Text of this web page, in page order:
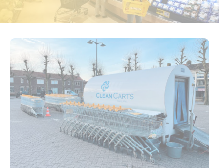
Acties
Werken bij Jumbo Huibers
Vacatures en Solliciteren
Werken en leren
Jumbo.com
BBQ gigant webshop
Jumbo Huibers Specials